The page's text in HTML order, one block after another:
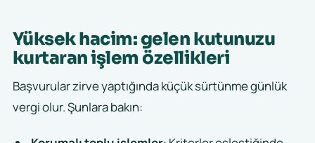
Yüksek hacim: gelen kutunuzu
kurtaran işlem özellikleri
Başvurular zirve yaptığında küçük sürtünme günlük
vergi olur. Şunlara bakın: